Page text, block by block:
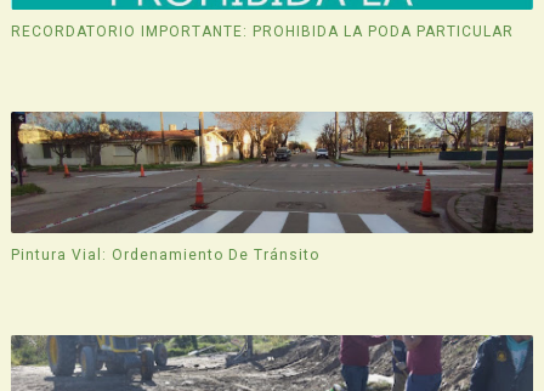
RECORDATORIO IMPORTANTE: PROHIBIDA LA PODA PARTICULAR
Pintura Vial: Ordenamiento De Tránsito